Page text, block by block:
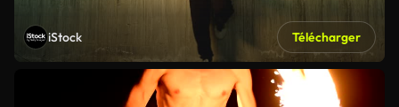
iStock Télécharger